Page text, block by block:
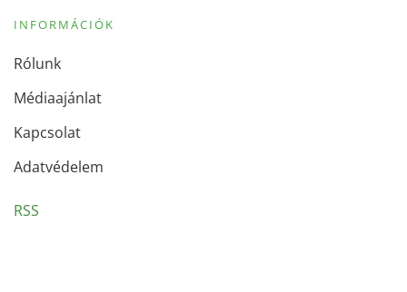
INFORMÁCIÓK
Rólunk
Médiaajánlat
Kapcsolat
Adatvédelem
RSS